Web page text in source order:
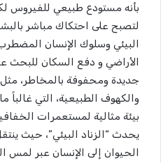
بأنه مستودع طبيعي للفيروس
لتصبح على احتكاك مباشر
البيئي وسلوك الإنسان
الأراضي و دفع السكان
جديدة ومحفوفة بالمخاطر،
والكهوف الطبيعية، التي غالباً
بيئة مثالية لمستعمرات
يحدث “الزناد البيئي”، حيث
الحيوان إلى الإنسان عبر لمس